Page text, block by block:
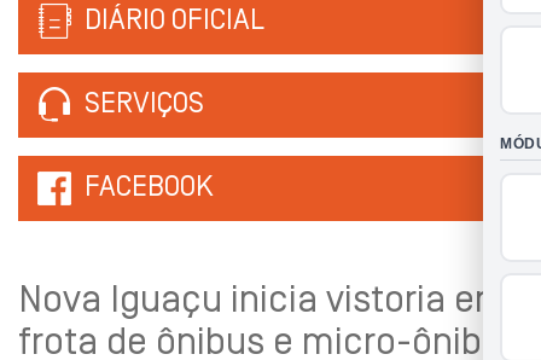
DIÁRIO OFICIAL
SERVIÇOS
FACEBOOK
Nova Iguaçu inicia vistoria em
frota de ônibus e micro-ônibus